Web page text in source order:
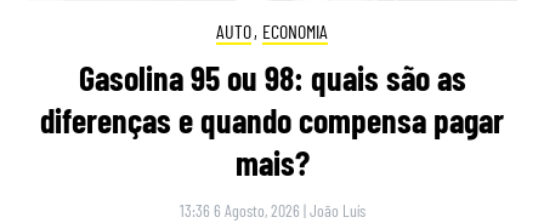
AUTO, ECONOMIA
Gasolina 95 ou 98: quais são as
diferenças e quando compensa pagar
mais?
13:36 6 Agosto, 2026 |João Luís